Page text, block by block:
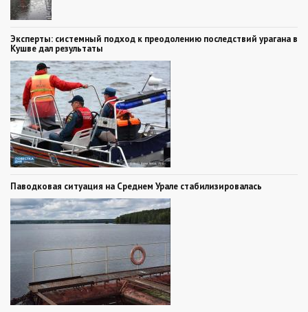
Эксперты: системный подход к преодолению последствий урагана в
Кушве дал результаты
Паводковая ситуация на Среднем Урале стабилизировалась